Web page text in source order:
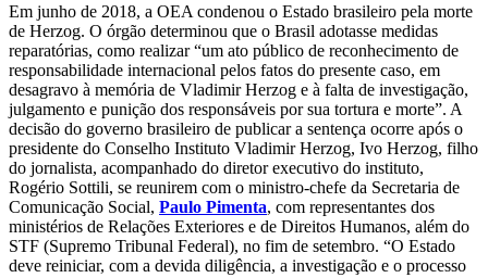
Em junho de 2018, a OEA condenou o Estado brasileiro pela morte
de Herzog. O órgão determinou que o Brasil adotasse medidas
reparatórias, como realizar “um ato público de reconhecimento de
responsabilidade internacional pelos fatos do presente caso, em
desagravo à memória de Vladimir Herzog e à falta de investigação,
julgamento e punição dos responsáveis por sua tortura e morte”. A
decisão do governo brasileiro de publicar a sentença ocorre após o
presidente do Conselho Instituto Vladimir Herzog, Ivo Herzog, filho
do jornalista, acompanhado do diretor executivo do instituto,
Rogério Sottili, se reunirem com o ministro-chefe da Secretaria de
Comunicação Social, Paulo Pimenta, com representantes dos
ministérios de Relações Exteriores e de Direitos Humanos, além do
STF (Supremo Tribunal Federal), no fim de setembro. “O Estado
deve reiniciar, com a devida diligência, a investigação e o processo